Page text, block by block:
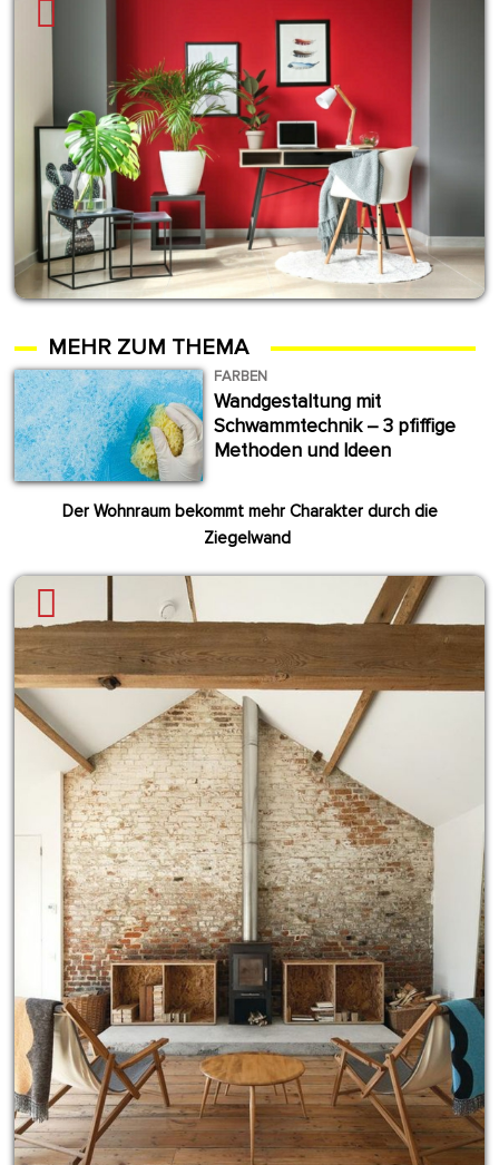
MEHR ZUM THEMA
FARBEN
Wandgestaltung mit
Schwammtechnik – 3 pfiffige
Methoden und Ideen
Der Wohnraum bekommt mehr Charakter durch die
Ziegelwand